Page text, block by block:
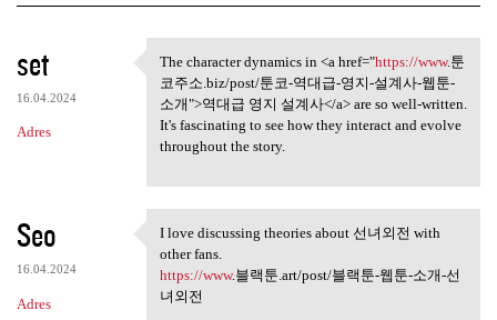
K
o
m
e
a
r
z
set
16.04.2024
Adres
The character dynamics in <a
The character dynamics in <a href="https://www.툰
코주소.biz/post/툰코-역대급-영지-설계사-웹툰-
소개">역대급 영지 설계사</a> are so well-written.
It's fascinating to see how they interact and evolve
throughout the story.
Seo
16.04.2024
Adres
I love discussing theories
I love discussing theories about 선녀외전 with
other fans.
https://www.블랙툰.art/post/블랙툰-웹툰-소개-선
녀외전